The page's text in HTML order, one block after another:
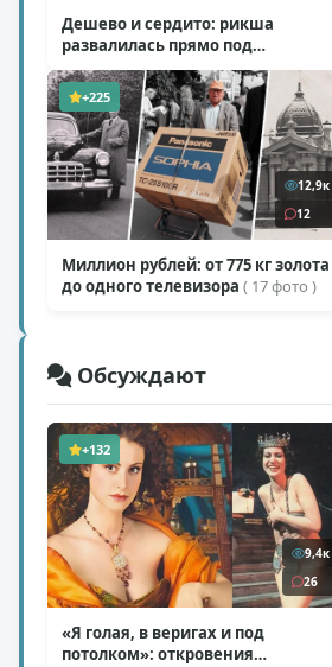
Дешево и сердито: рикша
развалилась прямо под
туристкой( 1 фото + 1 видео )
+225
12,9к
12
Миллион рублей: от 775 кг золота
до одного телевизора ( 17 фото )
Обсуждают
+132
9,4к
26
«Я голая, в веригах и под
потолком»: откровения